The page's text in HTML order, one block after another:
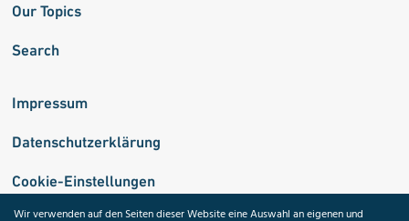
Our Topics
Search
Impressum
Datenschutzerklärung
Cookie-Einstellungen
Wir verwenden auf den Seiten dieser Website eine Auswahl an eigenen und